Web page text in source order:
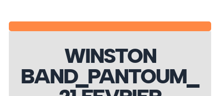
WINSTON
BAND_PANTOUM_